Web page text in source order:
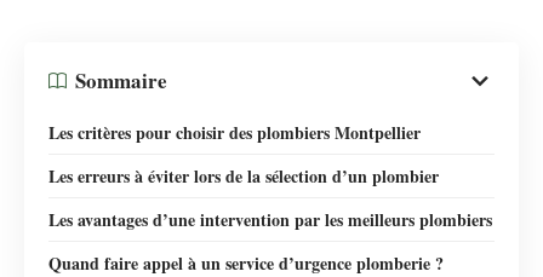
Sommaire
Les critères pour choisir des plombiers Montpellier
Les erreurs à éviter lors de la sélection d’un plombier
Les avantages d’une intervention par les meilleurs plombiers
Quand faire appel à un service d’urgence plomberie ?